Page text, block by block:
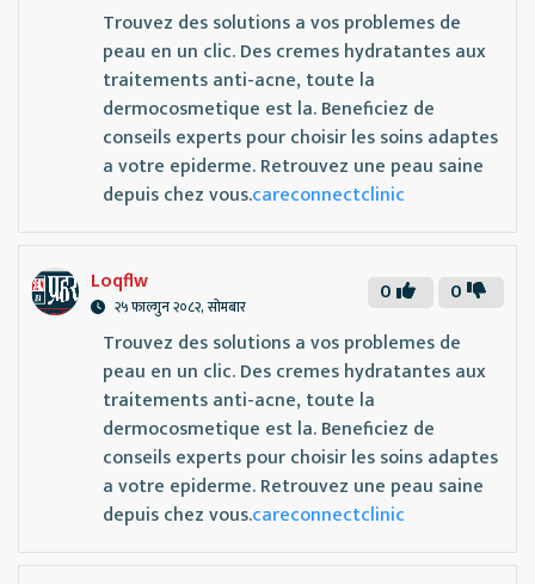
Trouvez des solutions a vos problemes de
peau en un clic. Des cremes hydratantes aux
traitements anti-acne, toute la
dermocosmetique est la. Beneficiez de
conseils experts pour choisir les soins adaptes
a votre epiderme. Retrouvez une peau saine
depuis chez vous.careconnectclinic
Loqflw
२५ फाल्गुन २०८२, सोमबार 0
0
Trouvez des solutions a vos problemes de
peau en un clic. Des cremes hydratantes aux
traitements anti-acne, toute la
dermocosmetique est la. Beneficiez de
conseils experts pour choisir les soins adaptes
a votre epiderme. Retrouvez une peau saine
depuis chez vous.careconnectclinic